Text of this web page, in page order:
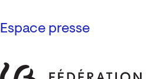
Espace presse